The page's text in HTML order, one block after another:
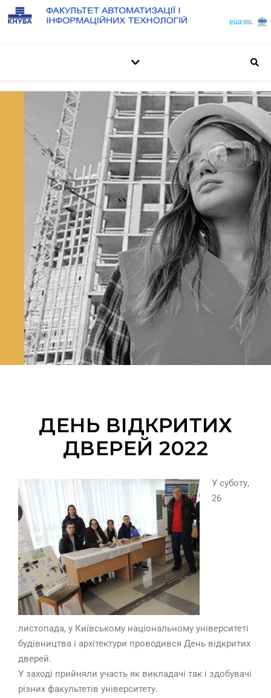
ДЕНЬ ВІДКРИТИХ
ДВЕРЕЙ 2022
У суботу,
26
листопада, у Київському національному університеті
будівництва і архітектури проводився День відкритих
дверей.
У заході прийняли участь як викладачі так і здобувачі
різних факультетів університету.